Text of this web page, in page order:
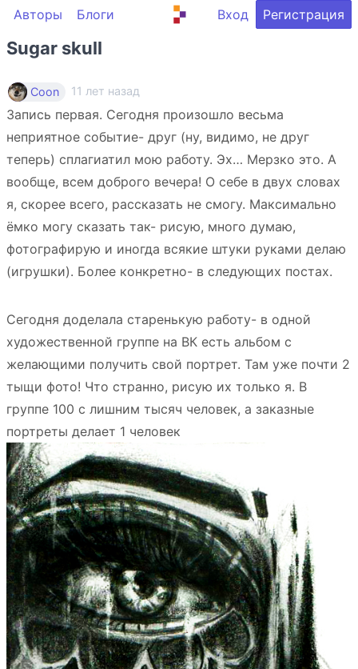
Авторы Блоги Вход Регистрация
Sugar skull
Coon 11 лет назад
Запись первая. Сегодня произошло весьма
неприятное событие- друг (ну, видимо, не друг
теперь) сплагиатил мою работу. Эх… Мерзко это. А
вообще, всем доброго вечера! О себе в двух словах
я, скорее всего, рассказать не смогу. Максимально
ёмко могу сказать так- рисую, много думаю,
фотографирую и иногда всякие штуки руками делаю
(игрушки). Более конкретно- в следующих постах.
Сегодня доделала старенькую работу- в одной
художественной группе на ВК есть альбом с
желающими получить свой портрет. Там уже почти 2
тыщи фото! Что странно, рисую их только я. В
группе 100 с лишним тысяч человек, а заказные
портреты делает 1 человек